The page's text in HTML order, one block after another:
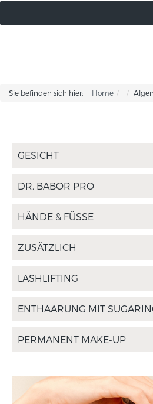
Sie befinden sich hier: Home
GESICHT
DR. BABOR PRO
HÄNDE & FÜSSE
ZUSÄTZLICH
LASHLIFTING
ENTHAARUNG MIT
PERMANENT MAKE-UP